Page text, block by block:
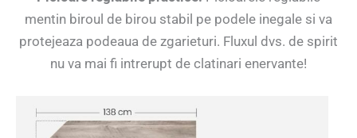
mentin biroul de birou stabil pe podele inegale si va
protejeaza podeaua de zgarieturi. Fluxul dvs. de spirit
nu va mai fi intrerupt de clatinari enervante!